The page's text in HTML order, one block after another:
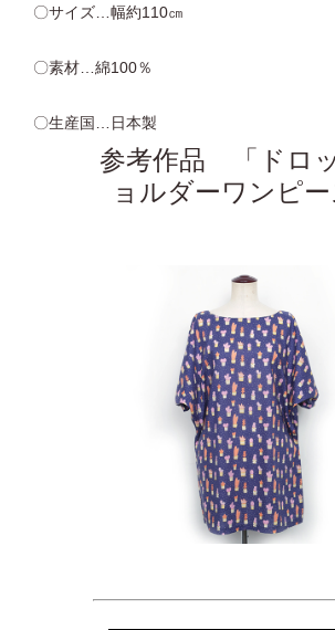
〇サイズ…幅約110㎝
〇素材…綿100％
〇生産国…日本製
参考作品 「ドロ
ョルダーワンピー